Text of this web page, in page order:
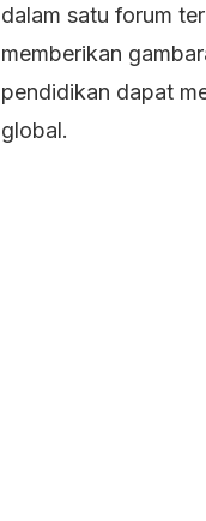
dalam satu forum
memberikan
pendidikan dapat
global.